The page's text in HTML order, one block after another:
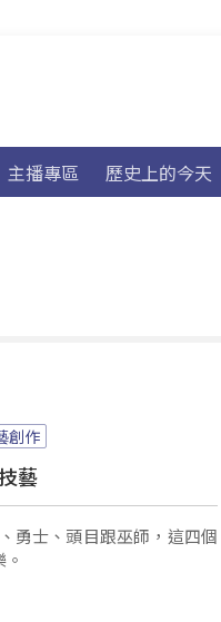
主播專區 歷史上的今天
創作
藝
勇士、頭目跟巫師，這四個